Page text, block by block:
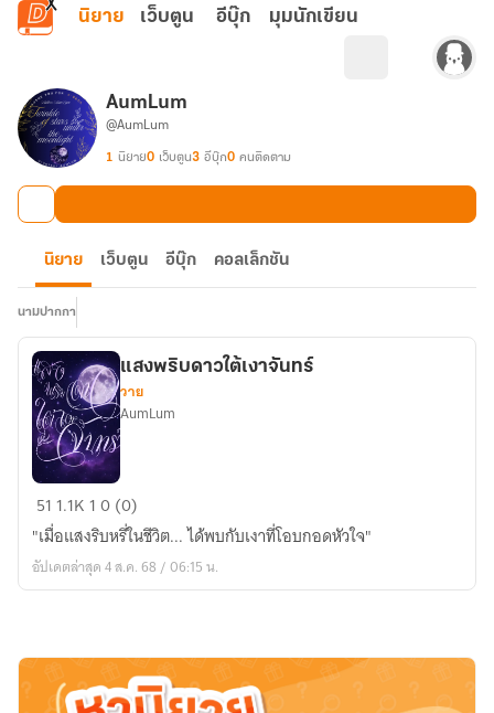
ข้ามไปยังเนื้อหาหลัก
นิยาย เว็บตูน อีบุ๊ก มุมนักเขียน
AumLum
@AumLum
1 นิยาย0 เว็บตูน3 อีบุ๊ก0 คนติดตาม
นิยาย เว็บตูน อีบุ๊ก คอลเล็กชัน
นามปากกา
แสง
พริบ
ดาว
ใต้
แสงพริบดาวใต้เงาจันทร์
วาย
AumLum
51 1.1K 10 (0)
"เมื่อแสงริบหรี่ในชีวิต... ได้พบกับเงาที่โอบกอดหัวใจ"
อัปเดตล่าสุด 4 ส.ค. 68 / 06:15 น.